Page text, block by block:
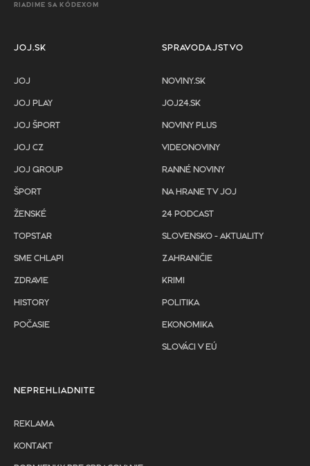
RIADIME SA KÓDEXOM
JOJ.SK
JOJ
JOJ PLAY
JOJ ŠPORT
JOJ CZ
JOJ GROUP
ŠPORT
ŽENSKÉ
TOPSTAR
SME CHLAPI
ZDRAVIE
HISTORY
POČASIE
SPRAVODAJSTVO
NOVINY.SK
JOJ24.SK
NOVINY PLUS
VIDEONOVINY
RANNÉ NOVINY
NA HRANE TV JOJ
24 PODCAST
SLOVENSKO - AKTUALITY
ZAHRANIČIE
KRIMI
POLITIKA
EKONOMIKA
SLOVÁCI V EÚ
NEPREHLIADNITE
REKLAMA
KONTAKT